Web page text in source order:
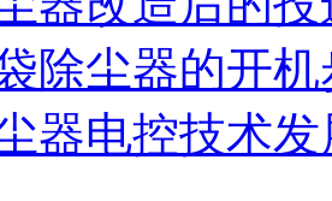
除尘器的开机
器电控技术发